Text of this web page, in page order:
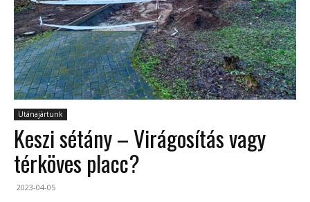
Utánajártunk
Keszi sétány – Virágosítás vagy
térköves placc?
2023-04-05